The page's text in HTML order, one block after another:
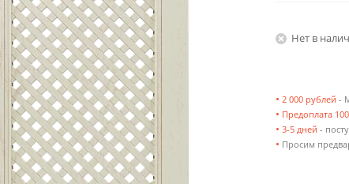
Нет в
• 2 000 рублей -
• Предоплата
• 3-5 дней -
• Просим